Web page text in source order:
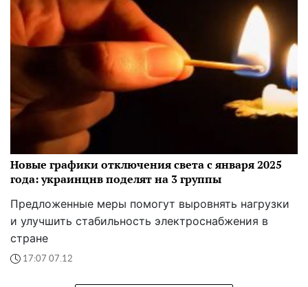
Новые графики отключения света с января 2025
года: украинцнв поделят на 3 группы
Предложенные меры помогут выровнять нагрузки
и улучшить стабильность электроснабжения в
стране
17:07 07.12